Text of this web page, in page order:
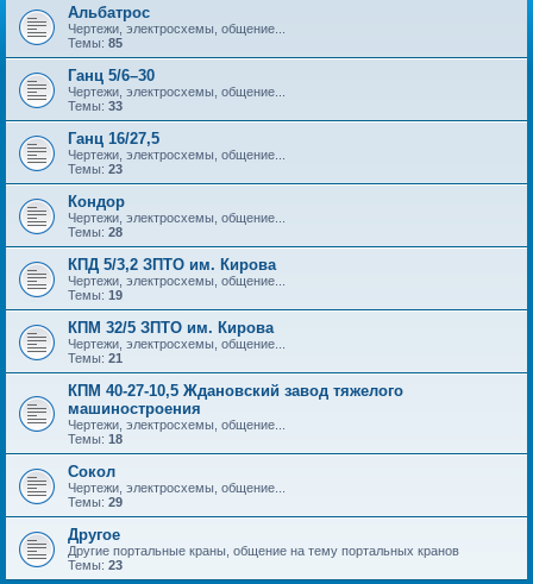
Альбатрос
Чертежи, электросхемы, общение...
Темы: 85
Ганц 5/6–30
Чертежи, электросхемы, общение...
Темы: 33
Ганц 16/27,5
Чертежи, электросхемы, общение...
Темы: 23
Кондор
Чертежи, электросхемы, общение...
Темы: 28
КПД 5/3,2 ЗПТО им. Кирова
Чертежи, электросхемы, общение...
Темы: 19
КПМ 32/5 ЗПТО им. Кирова
Чертежи, электросхемы, общение...
Темы: 21
КПМ 40-27-10,5 Ждановский завод тяжелого
машиностроения
Чертежи, электросхемы, общение...
Темы: 18
Сокол
Чертежи, электросхемы, общение...
Темы: 29
Другое
Другие портальные краны, общение на тему портальных кранов
Темы: 23